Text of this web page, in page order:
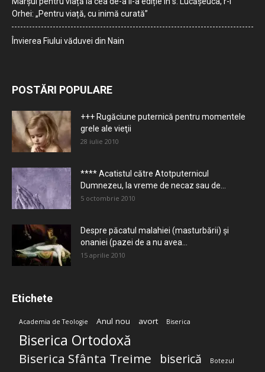
Orhei: „Pentru viață, cu inimă curată”
Învierea Fiului văduvei din Nain
POSTĂRI POPULARE
+++ Rugăciune puternică pentru momentele
grele ale vieţii
28 iulie 2010
**** Acatistul către Atotputernicul
Dumnezeu, la vreme de necaz sau de...
5 octombrie 2010
Despre păcatul malahiei (masturbării) şi
onaniei (pazei de a nu avea...
15 aprilie 2010
Etichete
Academia de Teologie Anul nou avort Biserica
Biserica Ortodoxă
Biserica Sfânta Treime biserică Botezul